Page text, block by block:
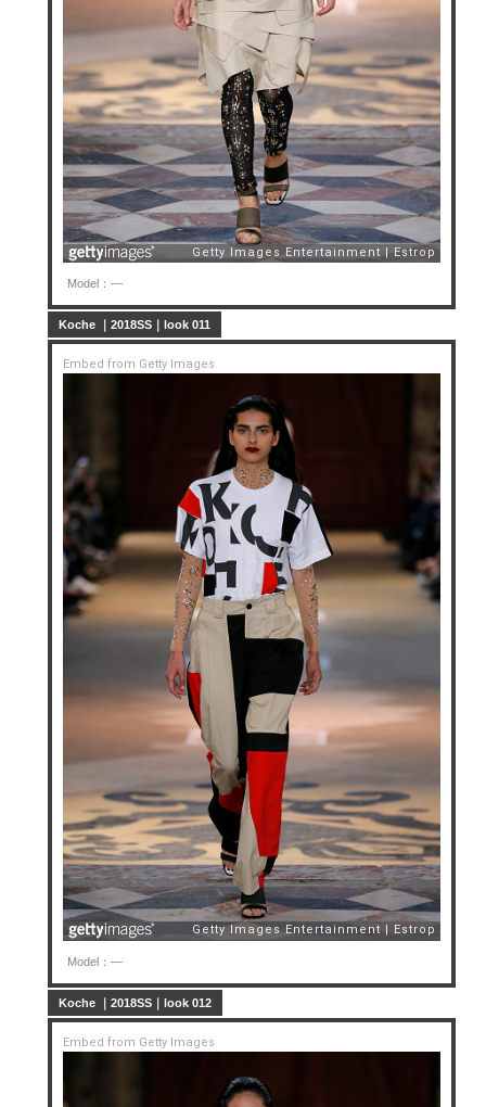
Model：—
Koche ｜2018SS｜look 011
Embed from Getty Images
Model：—
Koche ｜2018SS｜look 012
Embed from Getty Images